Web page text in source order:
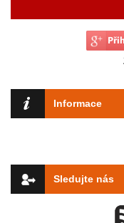
Informace
Sledujte nás